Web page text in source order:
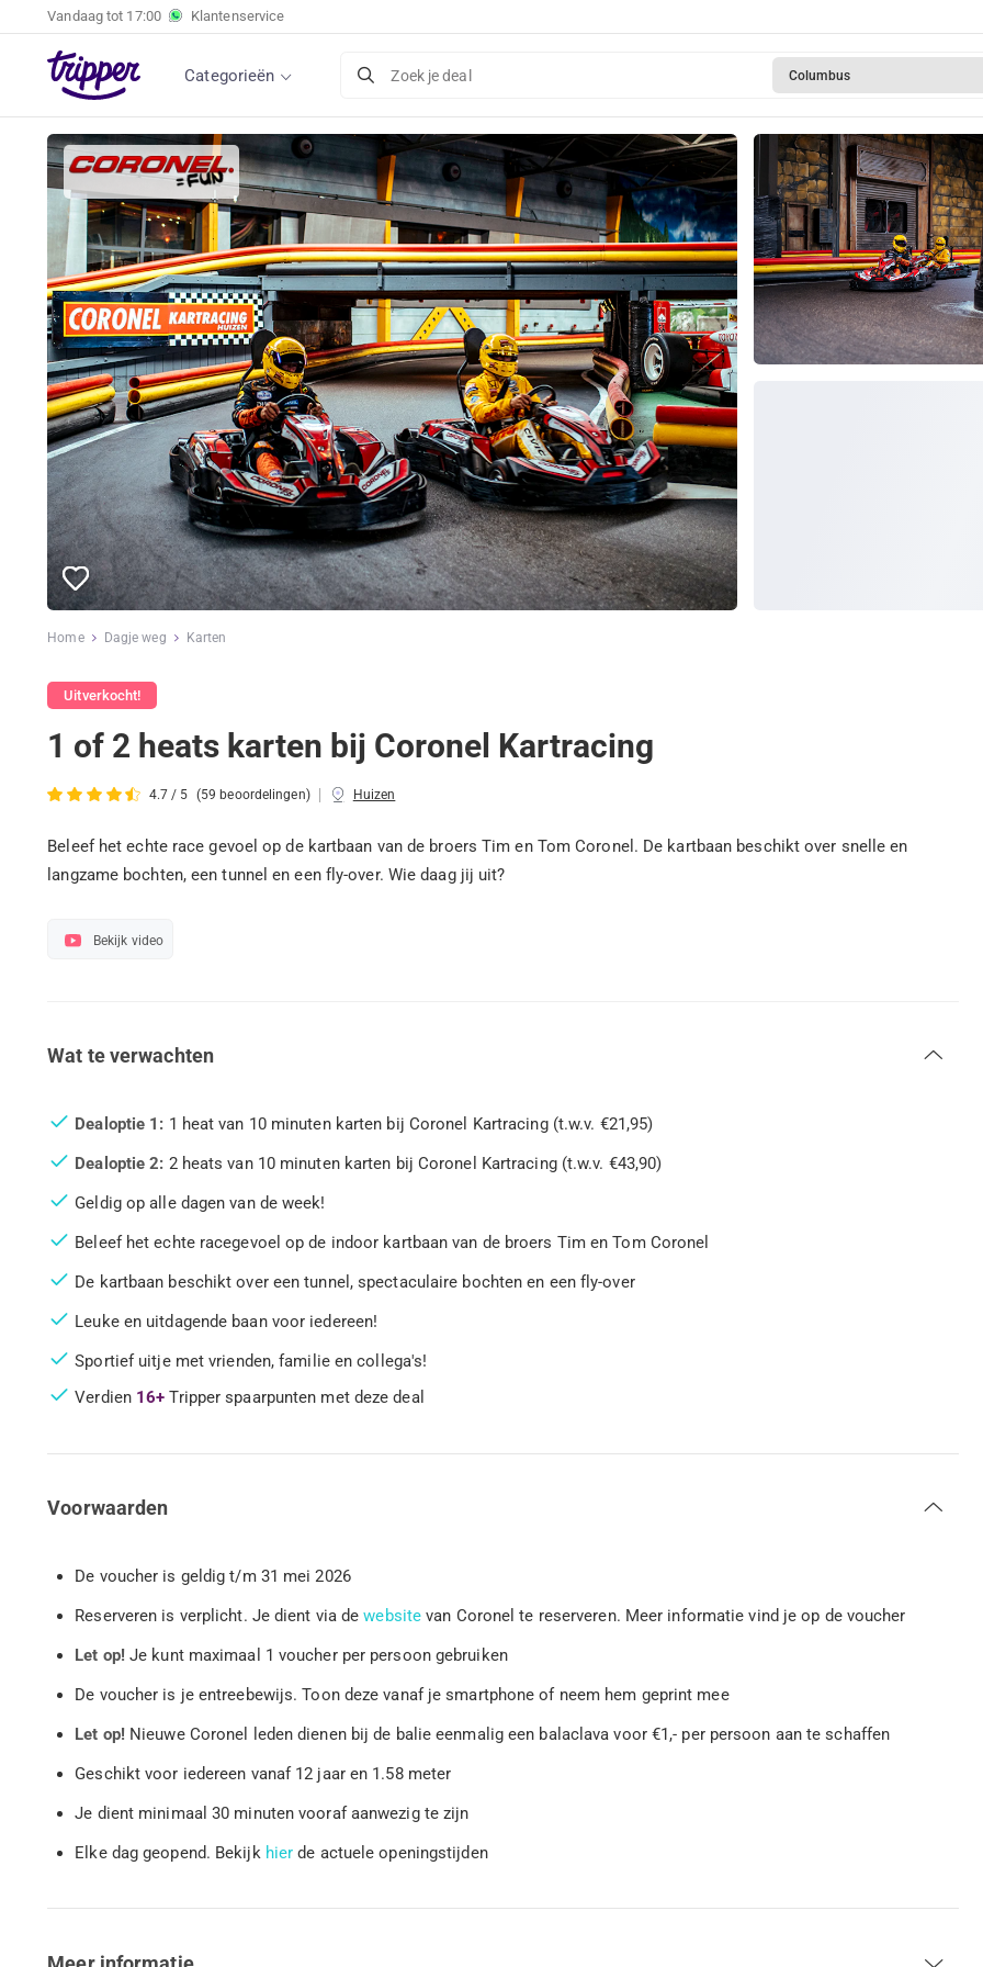
Vandaag tot 17:00 Klantenservice
Categorieën Zoek je deal Columbus
Home Dagje weg Karten
Uitverkocht!
1 of 2 heats karten bij Coronel Kartracing
4.7 / 5 (59 beoordelingen) | Huizen
Beleef het echte race gevoel op de kartbaan van de broers Tim en Tom Coronel. De kartbaan beschikt over snelle en
langzame bochten, een tunnel en een fly-over. Wie daag jij uit?
Bekijk video
Wat te verwachten
Dealoptie 1: 1 heat van 10 minuten karten bij Coronel Kartracing (t.w.v. €21,95)
Dealoptie 2: 2 heats van 10 minuten karten bij Coronel Kartracing (t.w.v. €43,90)
Geldig op alle dagen van de week!
Beleef het echte racegevoel op de indoor kartbaan van de broers Tim en Tom Coronel
De kartbaan beschikt over een tunnel, spectaculaire bochten en een fly-over
Leuke en uitdagende baan voor iedereen!
Sportief uitje met vrienden, familie en collega's!
Verdien 16+ Tripper spaarpunten met deze deal
Voorwaarden
De voucher is geldig t/m 31 mei 2026
Reserveren is verplicht. Je dient via dewebsite van Coronel te reserveren. Meer informatie vind je op de voucher
Let op!Je kunt maximaal 1 voucher per persoon gebruiken
De voucher is je entreebewijs. Toon deze vanaf je smartphone of neem hem geprint mee
Let op! Nieuwe Coronel leden dienen bij de balie eenmalig een balaclava voor €1,- per persoon aan te schaffen
Geschikt voor iedereen vanaf 12 jaar en 1.58 meter
Je dient minimaal 30 minuten vooraf aanwezig te zijn
Elke dag geopend. Bekijk hier de actuele openingstijden